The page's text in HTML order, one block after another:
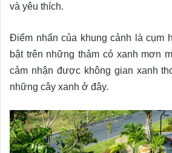
và yêu thích.
Điểm nhấn của khung cảnh là cụm
bật trên những thảm cỏ xanh mơn
cảm nhận được không gian xanh
những cây xanh ở đây.